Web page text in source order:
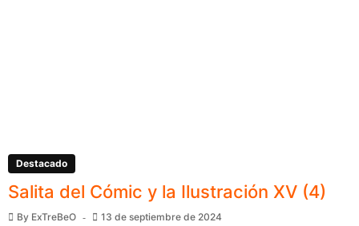
Destacado
Salita del Cómic y la Ilustración XV (4)
By ExTreBeO 13 de septiembre de 2024